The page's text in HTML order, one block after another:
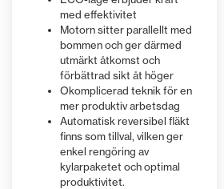
motorvarvtal och transmission.
Syftet är att spara bränsle vid hög
körhastighet. Med gaspedalen
ställer du in en målhastighet och
motorvarvtalet anpassas
automatiskt efter belastningen.
Läs mer
hastigheten, vilket tryggar
säkerhet och kontroll, vilket gör
denna maskin idealisk för
nybörjare eller för arbeten i
hastighetsbegränsade områden.
Läs mer
traditionella gårdsbyggnader.
Läs mer
skydda mot inträngande smuts
och damm.
med effektivitet
Motorn sitter parallellt med
bommen och ger därmed
utmärkt åtkomst och
förbättrad sikt åt höger
Okomplicerad teknik för en
mer produktiv arbetsdag
Automatisk reversibel fläkt
finns som tillval, vilken ger
enkel rengöring av
kylarpaketet och optimal
produktivitet.